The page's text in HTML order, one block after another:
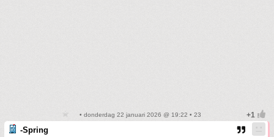
• donderdag 22 januari 2026 @ 19:22 • 23
-Spring